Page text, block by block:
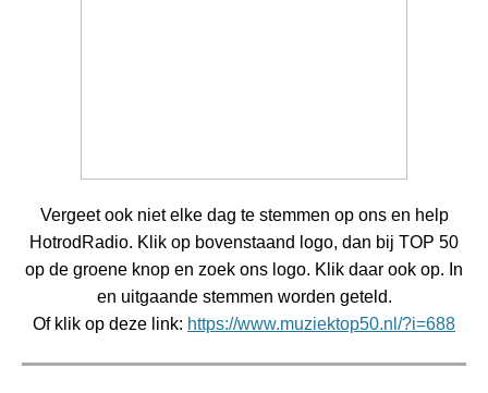
Vergeet ook niet elke dag te stemmen op ons en help
HotrodRadio. Klik op bovenstaand logo, dan bij TOP 50
op de groene knop en zoek ons logo. Klik daar ook op. In
en uitgaande stemmen worden geteld.
Of klik op deze link: https://www.muziektop50.nl/?i=688